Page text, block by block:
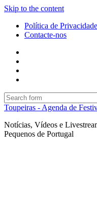
Skip to the content
Política de Privacidade
Contacte-nos
Toupeiras - Agenda de
Notícias, Vídeos e
Pequenos de Portugal